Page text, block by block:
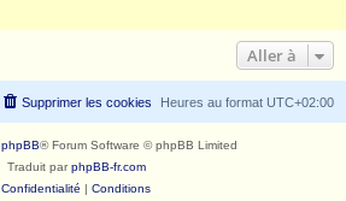
Aller à
Heures au format UTC+02:00
Supprimer les cookies
phpBB® Forum Software © phpBB Limited
Traduit parphpBB-fr.com
Confidentialité | Conditions